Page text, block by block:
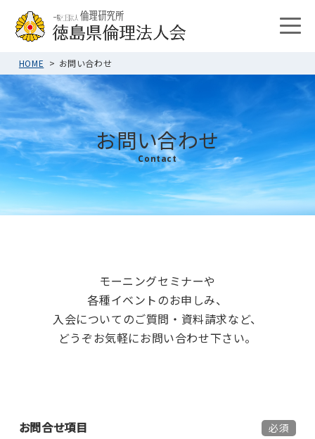
HOME お問い合わせ
お問い合わせ
Contact
モーニングセミナーや
各種イベントのお申しみ、
入会についてのご質問・資料請求など、
どうぞお気軽にお問い合わせ下さい。
お問合せ項目 必須